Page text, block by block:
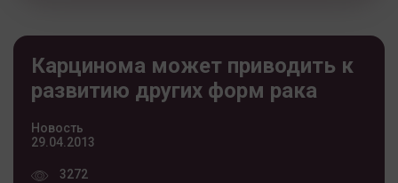
Карцинома может приводить к
развитию других форм рака
Новость
29.04.2013
3272